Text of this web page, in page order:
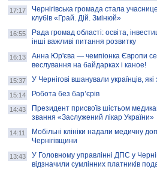
AB InBev Efes Україна підтримала
навчальний проєкт "Молодіжна бізнес-
школа", спрямований на розвиток
підприємництва у Чернігівській області
Золота тварина: видання Forbes
написало про чернігівця Патрона: хто і
скільки на ньому заробляє? І куди
витрачають?
17:17
Чернігівська громада стала
клубів «Грай. Дій. Змінюй»
16:55
Рада громад області: освіта,
інші важливі питання розвитку
16:13
Анна Юр'єва — чемпіонка Європи
веслування на байдарках і каное!
15:37 У Чернігові вшанували українців,
15:14 Робота без бар’єрів
14:43
Президент присвоїв шістьом
звання «Заслужений лікар України»
14:11
Мобільні клініки надали медичну
Чернігівщини
13:43
У Головному управлінні ДПС у
відзначили сумлінних платників